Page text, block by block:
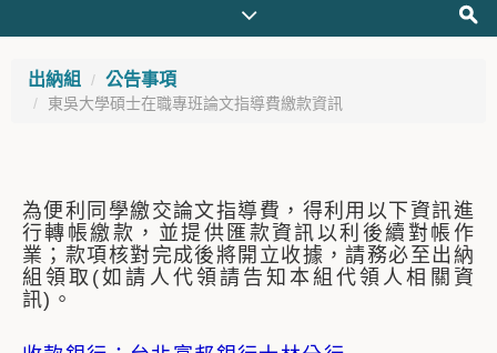
出納組 公告事項
東吳大學碩士在職專班論文指導費繳款資訊
為便利同學繳交論文指導費，得利用以下資訊進
行轉帳繳款，並提供匯款資訊以利後續對帳作
業；款項核對完成後將開立收據，請務必至出納
組領取(如請人代領請告知本組代領人相關資
訊)。